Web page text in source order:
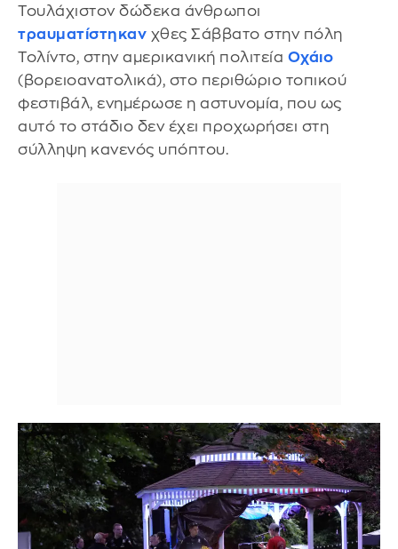
Τουλάχιστον δώδεκα άνθρωποι
τραυματίστηκαν χθες Σάββατο στην πόλη
Τολίντο, στην αμερικανική πολιτεία Οχάιο
(βορειοανατολικά), στο περιθώριο τοπικού
φεστιβάλ, ενημέρωσε η αστυνομία, που ως
αυτό το στάδιο δεν έχει προχωρήσει στη
σύλληψη κανενός υπόπτου.